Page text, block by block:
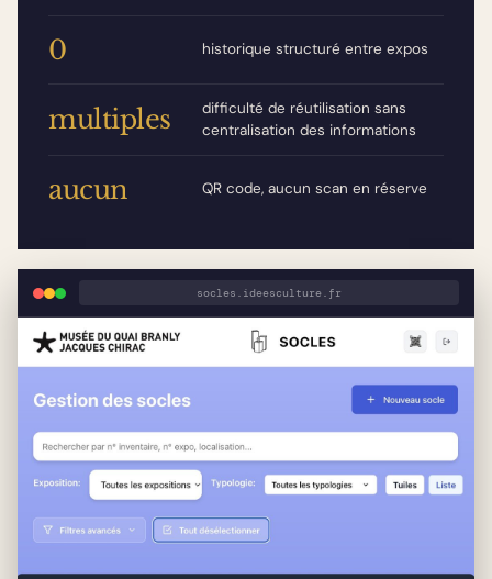
0 historique structuré entre expos
multiples
difficulté de réutilisation sans
centralisation des informations
aucun QR code, aucun scan en réserve
socles.ideesculture.fr